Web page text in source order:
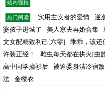
站内强推
热门阅读 实用主义者的爱情 逆
婆孩子进城了
美人寡夫再婚合集
文女配精致利己[六零]
乖乖，该还
许装正经！
雌虫每天都在拱火[虫
高中同学撞衫后
被迫委身清冷宿
法
金缕衣